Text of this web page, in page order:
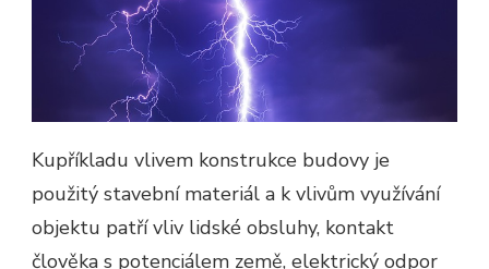
Kupříkladu vlivem konstrukce budovy je
použitý stavební materiál a k vlivům využívání
objektu patří vliv lidské obsluhy, kontakt
člověka s potenciálem země, elektrický odpor